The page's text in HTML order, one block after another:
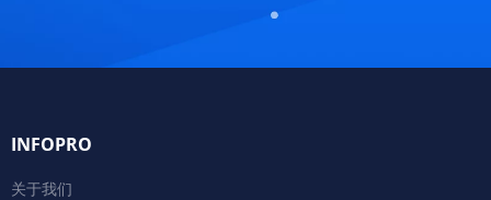
INFOPRO
关于我们